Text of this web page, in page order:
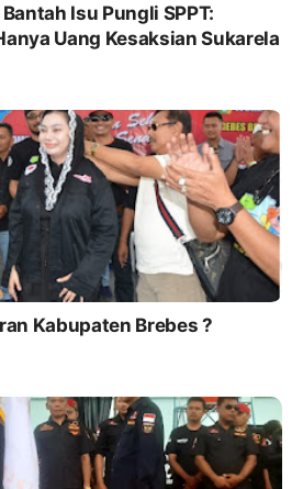
Isu Pungli SPPT:
Uang Kesaksian Sukarela
Kabupaten Brebes ?